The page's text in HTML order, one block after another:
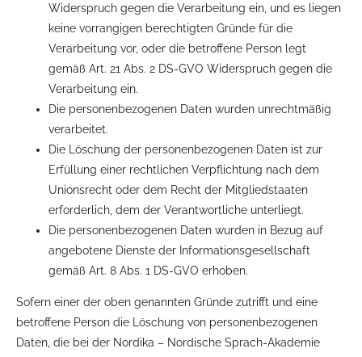
Widerspruch gegen die Verarbeitung ein, und es liegen
keine vorrangigen berechtigten Gründe für die
Verarbeitung vor, oder die betroffene Person legt
gemäß Art. 21 Abs. 2 DS-GVO Widerspruch gegen die
Verarbeitung ein.
Die personenbezogenen Daten wurden unrechtmäßig
verarbeitet.
Die Löschung der personenbezogenen Daten ist zur
Erfüllung einer rechtlichen Verpflichtung nach dem
Unionsrecht oder dem Recht der Mitgliedstaaten
erforderlich, dem der Verantwortliche unterliegt.
Die personenbezogenen Daten wurden in Bezug auf
angebotene Dienste der Informationsgesellschaft
gemäß Art. 8 Abs. 1 DS-GVO erhoben.
Sofern einer der oben genannten Gründe zutrifft und eine
betroffene Person die Löschung von personenbezogenen
Daten, die bei der Nordika – Nordische Sprach-Akademie